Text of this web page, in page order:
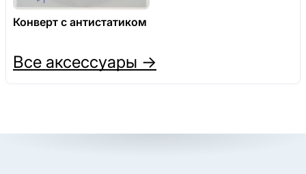
Конверт с антистатиком
Все аксессуары →